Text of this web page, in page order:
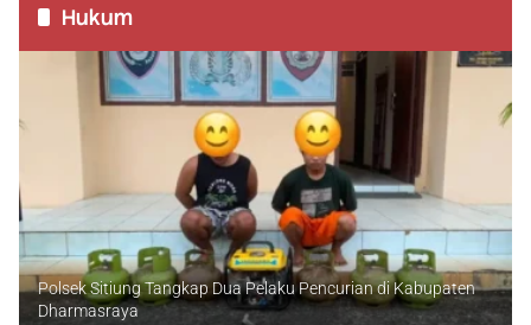
Hukum
Polsek Sitiung Tangkap Dua Pelaku Pencurian di Kabupaten
Dharmasraya